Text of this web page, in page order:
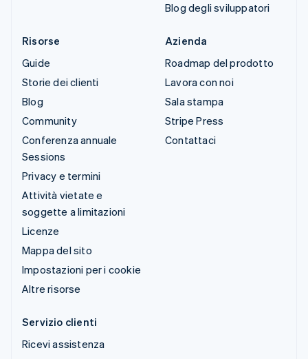
Blog degli sviluppatori
Risorse
Guide
Storie dei clienti
Blog
Community
Conferenza annuale
Sessions
Privacy e termini
Attività vietate e
soggette a limitazioni
Licenze
Mappa del sito
Impostazioni per i cookie
Altre risorse
Azienda
Roadmap del prodotto
Lavora con noi
Sala stampa
Stripe Press
Contattaci
Servizio clienti
Ricevi assistenza